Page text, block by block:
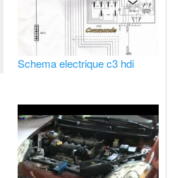
Schema electrique c3 hdi